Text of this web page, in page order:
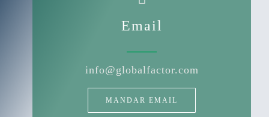
Email
info@globalfactor.com
MANDAR EMAIL